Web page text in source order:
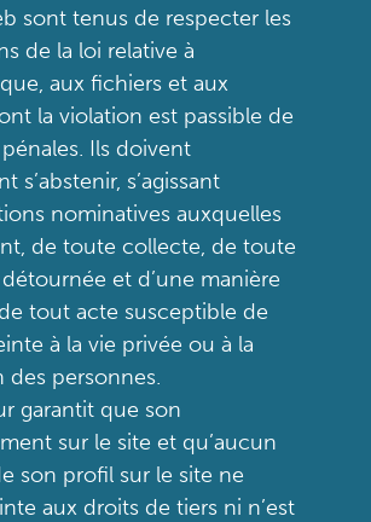
sont tenus de respecter les
de la loi relative à
aux fichiers et aux
la violation est passible de
Ils doivent
s’abstenir, s’agissant
nominatives auxquelles
de toute collecte, de toute
et d’une manière
tout acte susceptible de
à la vie privée ou à la
des personnes.
garantit que son
sur le site et qu’aucun
son profil sur le site ne
aux droits de tiers ni n’est